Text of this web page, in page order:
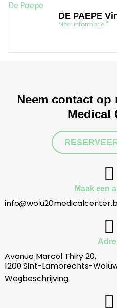
DE PAEPE
Meer informatie "
Neem contact op
Medical
Maak een
Avenue Marcel Thiry 20,
1200 Sint-Lambrechts-
Wegbeschrijving